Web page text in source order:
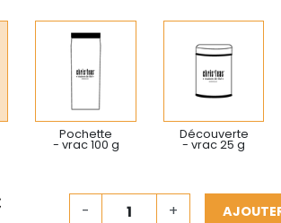
Pochette
- vrac 100 g
Découverte
- vrac 25 g
- +